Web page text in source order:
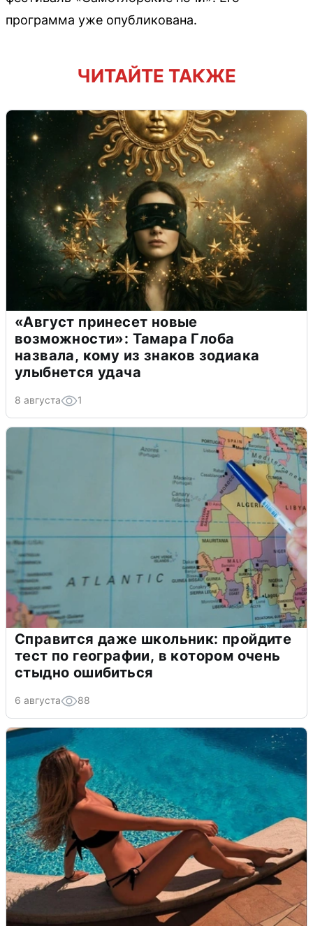
программа уже опубликована.
ЧИТАЙТЕ ТАКЖЕ
«Август принесет новые
возможности»: Тамара Глоба
назвала, кому из знаков зодиака
улыбнется удача
8 августа 1
Справится даже школьник: пройдите
тест по географии, в котором очень
стыдно ошибиться
6 августа 88